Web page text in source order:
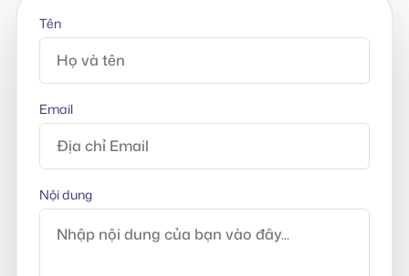
Tên
Email
Nội dung